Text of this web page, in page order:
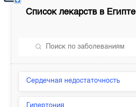
Список лекарств в Египте
Сердечная недостаточность
Гипертония